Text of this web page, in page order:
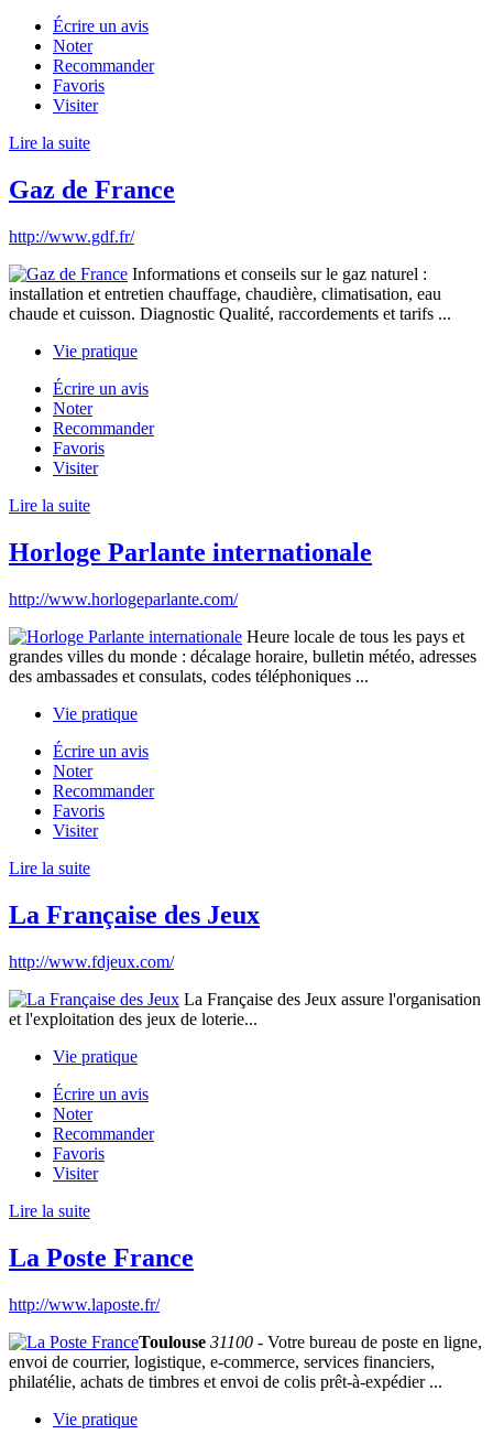
Écrire un avis
Noter
Recommander
Favoris
Visiter
Lire la suite
Gaz de France
http://www.gdf.fr/
Informations et conseils sur le gaz naturel :
installation et entretien chauffage, chaudière, climatisation, eau
chaude et cuisson. Diagnostic Qualité, raccordements et tarifs ...
Vie pratique
Écrire un avis
Noter
Recommander
Favoris
Visiter
Lire la suite
Horloge Parlante internationale
http://www.horlogeparlante.com/
Heure locale de tous les pays et
grandes villes du monde : décalage horaire, bulletin météo, adresses
des ambassades et consulats, codes téléphoniques ...
Vie pratique
Écrire un avis
Noter
Recommander
Favoris
Visiter
Lire la suite
La Française des Jeux
http://www.fdjeux.com/
La Française des Jeux assure l'organisation
et l'exploitation des jeux de loterie...
Vie pratique
Écrire un avis
Noter
Recommander
Favoris
Visiter
Lire la suite
La Poste France
http://www.laposte.fr/
Toulouse 31100 - Votre bureau de poste en ligne,
envoi de courrier, logistique, e-commerce, services financiers,
philatélie, achats de timbres et envoi de colis prêt-à-expédier ...
Vie pratique